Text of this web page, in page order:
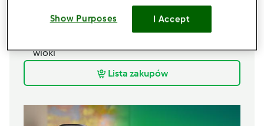
(opcjonalnie)
szczyptypieprzu, mielonego,(opcjonalnie)
wióki
Lista zakupów
Show Purposes I Accept